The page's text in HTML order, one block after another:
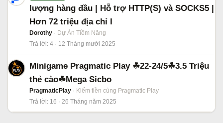
lượng hàng đầu | Hỗ trợ HTTP(S) và SOCKS5 |
Hơn 72 triệu địa chỉ I
Dorothy
Dự Án Tiềm Năng
Trả lời 4 12 Tháng mười 2025
Minigame Pragmatic Play ☘22-24/5☘3.5 Triệu
thẻ cào☘Mega Sicbo
PragmaticPlay
Kiếm tiền cùng Pragmatic Play
Trả lời 16 26 Tháng năm 2025